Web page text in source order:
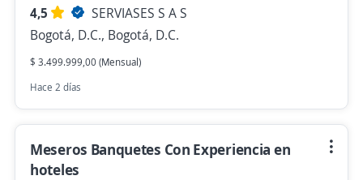
4,5
SERVIASES S A S
Bogotá, D.C., Bogotá, D.C.
$ 3.499.999,00 (Mensual)
Hace 2 días
Meseros Banquetes Con Experiencia en
hoteles